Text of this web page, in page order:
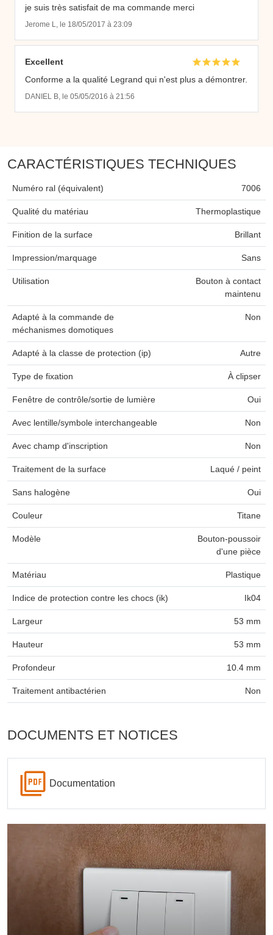
je suis très satisfait de ma commande merci
Jerome L, le 18/05/2017 à 23:09
Excellent
Conforme a la qualité Legrand qui n'est plus a démontrer.
DANIEL B, le 05/05/2016 à 21:56
CARACTÉRISTIQUES TECHNIQUES
Numéro ral (équivalent) 7006
Qualité du matériau Thermoplastique
Finition de la surface Brillant
Impression/marquage Sans
Utilisation
Bouton à contact
maintenu
Adapté à la commande de
méchanismes domotiques
Non
Adapté à la classe de protection (ip) Autre
Type de fixation À clipser
Fenêtre de contrôle/sortie de lumière Oui
Avec lentille/symbole interchangeable Non
Avec champ d'inscription Non
Traitement de la surface Laqué / peint
Sans halogène Oui
Couleur Titane
Modèle
Bouton-poussoir
d'une pièce
Matériau Plastique
Indice de protection contre les chocs (ik) Ik04
Largeur 53 mm
Hauteur 53 mm
Profondeur 10.4 mm
Traitement antibactérien Non
DOCUMENTS ET NOTICES
Documentation